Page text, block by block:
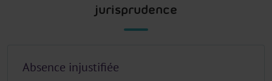
jurisprudence
Absence injustifiée